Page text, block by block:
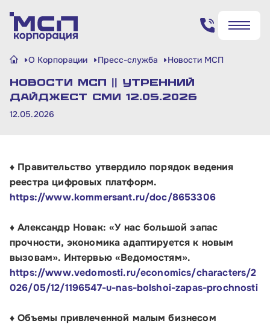
Найти
Поиск по сайту
✖
Найти
О Корпорации Пресс-служба Новости МСП
НОВОСТИ МСП || Утренний
дайджест СМИ 12.05.2026
12.05.2026
♦ Правительство утвердило порядок ведения
реестра цифровых платформ.
https://www.kommersant.ru/doc/8653306
♦ Александр Новак: «У нас большой запас
прочности, экономика адаптируется к новым
вызовам». Интервью «Ведомостям».
https://www.vedomosti.ru/economics/characters/2
026/05/12/1196547-u-nas-bolshoi-zapas-prochnosti
♦ Объемы привлеченной малым бизнесом